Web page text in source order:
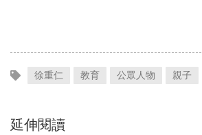
徐重仁 教育 公眾人物 親子
延伸閱讀